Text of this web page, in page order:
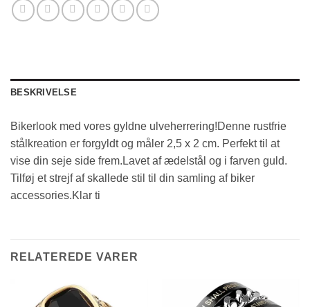
BESKRIVELSE
Bikerlook med vores gyldne ulveherrering!Denne rustfrie
stålkreation er forgyldt og måler 2,5 x 2 cm. Perfekt til at
vise din seje side frem.Lavet af ædelstål og i farven guld.
Tilføj et strejf af skallede stil til din samling af biker
accessories.Klar ti
RELATEREDE VARER